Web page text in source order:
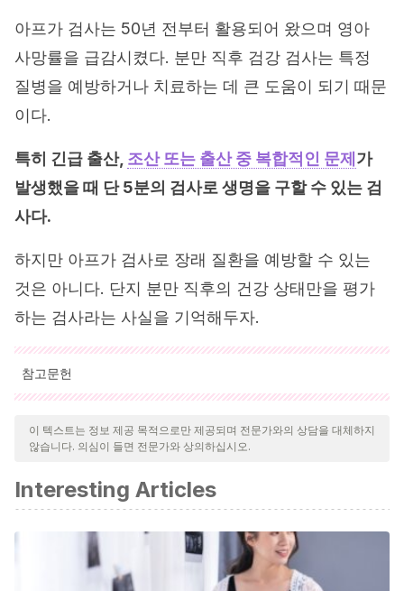
아프가 검사는 50년 전부터 활용되어 왔으며 영아
사망률을 급감시켰다. 분만 직후 검강 검사는 특정
질병을 예방하거나 치료하는 데 큰 도움이 되기 때문
이다.
특히 긴급 출산, 조산 또는 출산 중 복합적인 문제 가
발생했을 때 단 5분의 검사로 생명을 구할 수 있는 검
사다.
하지만 아프가 검사로 장래 질환을 예방할 수 있는
것은 아니다. 단지 분만 직후의 건강 상태만을 평가
하는 검사라는 사실을 기억해두자.
참고문헌
인용된 모든 출처는 우리 팀에 의해 집요하게 검토되어 질의의 질,
신뢰성, 시대에 맞음 및 타당성을 보장하기 위해 처리되었습니다.
이 문서의 참고 문헌은 신뢰성이 있으며 학문적 또는 과학적으로 정
Hübner G, M. E., & Juárez H, M. E. (2002). Test de Apgar.
Después de medio siglo ¿sigue vigente? Revista Medica
de Chile.https://doi.org/10.4067/S0034-
98872002000800014
이 텍스트는 정보 제공 목적으로만 제공되며 전문가와의 상담을 대체하지
않습니다. 의심이 들면 전문가와 상의하십시오.
Interesting Articles